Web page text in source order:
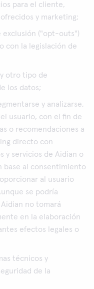
para el cliente,
y marketing;
exclusión ("opt-outs")
con la legislación de
otro tipo de
los datos;
y analizarse,
usuario, con el fin de
o recomendaciones a
directo con
y servicios de Aidian o
base al consentimiento
al usuario
se podría
no tomará
en la elaboración
efectos legales o
técnicos y
de la